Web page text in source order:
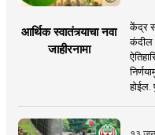
आर्थिक स्वातंत्र्याचा नवा
जाहीरनामा
केंद्र
कंदील
होईल.